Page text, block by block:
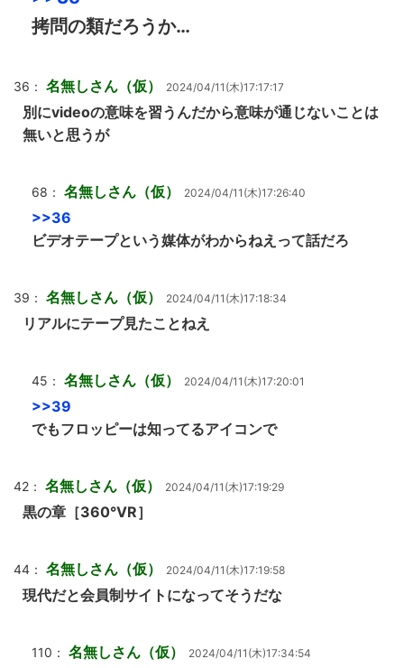
拷問の類だろうか…
36： 名無しさん（仮） 2024/04/11(木)17:17:17
別にvideoの意味を習うんだから意味が通じないことは
無いと思うが
68： 名無しさん（仮） 2024/04/11(木)17:26:40
>>36
ビデオテープという媒体がわからねえって話だろ
39： 名無しさん（仮） 2024/04/11(木)17:18:34
リアルにテープ見たことねえ
45： 名無しさん（仮） 2024/04/11(木)17:20:01
>>39
でもフロッピーは知ってるアイコンで
42： 名無しさん（仮） 2024/04/11(木)17:19:29
黒の章［360°VR］
44： 名無しさん（仮） 2024/04/11(木)17:19:58
現代だと会員制サイトになってそうだな
110： 名無しさん（仮） 2024/04/11(木)17:34:54